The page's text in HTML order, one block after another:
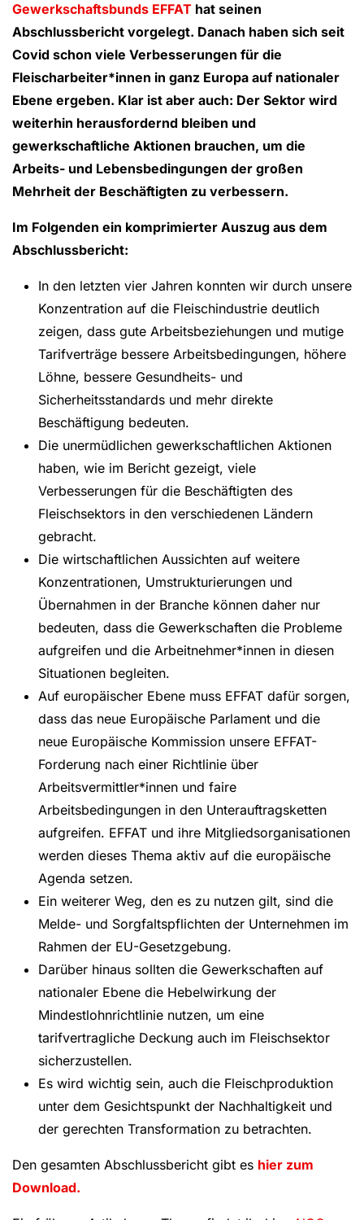
Gewerkschaftsbunds EFFAT hat seinen
Abschlussbericht vorgelegt. Danach haben sich seit
Covid schon viele Verbesserungen für die
Fleischarbeiter*innen in ganz Europa auf nationaler
Ebene ergeben. Klar ist aber auch: Der Sektor wird
weiterhin herausfordernd bleiben und
gewerkschaftliche Aktionen brauchen, um die
Arbeits- und Lebensbedingungen der großen
Mehrheit der Beschäftigten zu verbessern.
Im Folgenden ein komprimierter Auszug aus dem
Abschlussbericht:
In den letzten vier Jahren konnten wir durch unsere
Konzentration auf die Fleischindustrie deutlich
zeigen, dass gute Arbeitsbeziehungen und mutige
Tarifverträge bessere Arbeitsbedingungen, höhere
Löhne, bessere Gesundheits- und
Sicherheitsstandards und mehr direkte
Beschäftigung bedeuten.
Die unermüdlichen gewerkschaftlichen Aktionen
haben, wie im Bericht gezeigt, viele
Verbesserungen für die Beschäftigten des
Fleischsektors in den verschiedenen Ländern
gebracht.
Die wirtschaftlichen Aussichten auf weitere
Konzentrationen, Umstrukturierungen und
Übernahmen in der Branche können daher nur
bedeuten, dass die Gewerkschaften die Probleme
aufgreifen und die Arbeitnehmer*innen in diesen
Situationen begleiten.
Auf europäischer Ebene muss EFFAT dafür sorgen,
dass das neue Europäische Parlament und die
neue Europäische Kommission unsere EFFAT-
Forderung nach einer Richtlinie über
Arbeitsvermittler*innen und faire
Arbeitsbedingungen in den Unterauftragsketten
aufgreifen. EFFAT und ihre Mitgliedsorganisationen
werden dieses Thema aktiv auf die europäische
Agenda setzen.
Ein weiterer Weg, den es zu nutzen gilt, sind die
Melde- und Sorgfaltspflichten der Unternehmen im
Rahmen der EU-Gesetzgebung.
Darüber hinaus sollten die Gewerkschaften auf
nationaler Ebene die Hebelwirkung der
Mindestlohnrichtlinie nutzen, um eine
tarifvertragliche Deckung auch im Fleischsektor
sicherzustellen.
Es wird wichtig sein, auch die Fleischproduktion
unter dem Gesichtspunkt der Nachhaltigkeit und
der gerechten Transformation zu betrachten.
Den gesamten Abschlussbericht gibt es hier zum
Download.